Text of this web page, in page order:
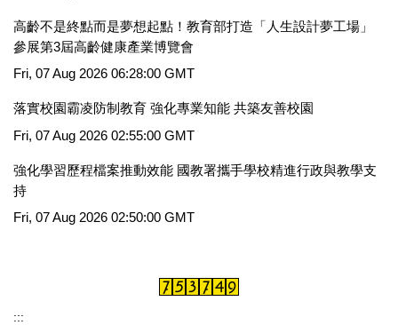
高齡不是終點而是夢想起點！教育部打造「人生設計夢工場」
參展第3屆高齡健康產業博覽會
Fri, 07 Aug 2026 06:28:00 GMT
落實校園霸凌防制教育 強化專業知能 共築友善校園
Fri, 07 Aug 2026 02:55:00 GMT
強化學習歷程檔案推動效能 國教署攜手學校精進行政與教學支
持
Fri, 07 Aug 2026 02:50:00 GMT
:::